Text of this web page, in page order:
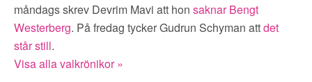
måndags skrev Devrim Mavi att hon saknar Bengt
Westerberg. På fredag tycker Gudrun Schyman attdet
står still.
Visa alla valkrönikor »